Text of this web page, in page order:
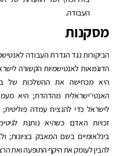
העבודה.
מסקנות
הדוגמאות לאנטישמיות הקשורה
היא מכחישה את ההשלכות של
האנטי־ישראלית מהדהדת; היא
לישראל כדי להנציח עמדה
זכויות האדם כשהיא נותנת
בינלאומיים בשם המאבק בציונות;
להבין לעומק את היקף התופעה ואת